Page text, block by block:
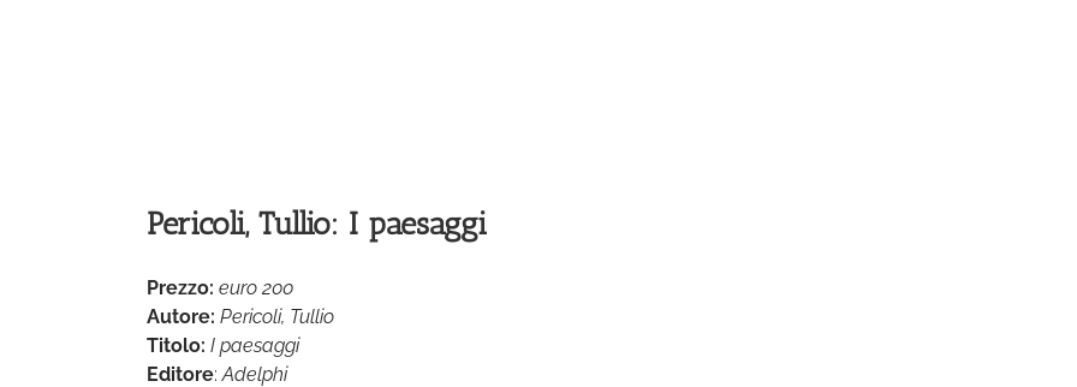
Pericoli, Tullio: I paesaggi
Prezzo: euro 200
Autore: Pericoli, Tullio
Titolo: I paesaggi
Editore:Adelphi